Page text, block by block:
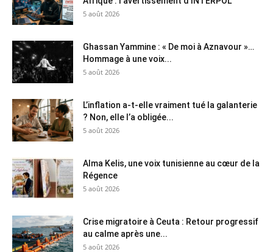
5 août 2026
Ghassan Yammine : « De moi à Aznavour »…
Hommage à une voix...
5 août 2026
L’inflation a-t-elle vraiment tué la galanterie
? Non, elle l’a obligée...
5 août 2026
Alma Kelis, une voix tunisienne au cœur de la
Régence
5 août 2026
Crise migratoire à Ceuta : Retour progressif
au calme après une...
5 août 2026